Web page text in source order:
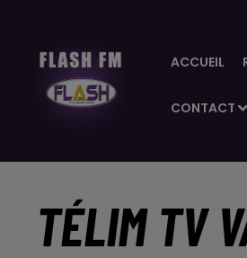
ACCUEIL
CONTACT
TÉLIM TV